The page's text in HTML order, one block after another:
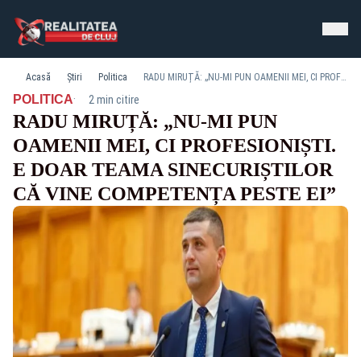
Acasă Știri Politica RADU MIRUȚĂ: „NU-MI PUN OAMENII MEI, CI PROFESIONIȘTI. E DOAR TEAMA SINECURIȘTILOR CĂ VINE COMPETENȚA PESTE EI”
POLITICA· 2 min citire
RADU MIRUȚĂ: „NU-MI PUN
OAMENII MEI, CI PROFESIONIȘTI.
E DOAR TEAMA SINECURIȘTILOR
CĂ VINE COMPETENȚA PESTE EI”